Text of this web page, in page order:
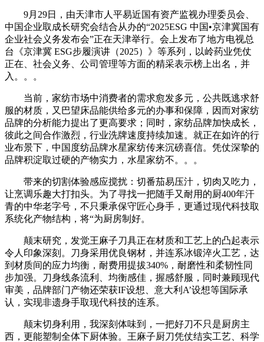
9月29日，由天津市人平易近国有资产监视办理委员会、
中国企业取成长研究会结合从办的“2025ESG 中国•京津冀国有
企业社会义务发布会”正在天津举行。会上发布了地方电视总
台《京津冀 ESG步履演讲（2025）》等系列，以岭药业凭仗
正在、社会义务、公司管理等方面的精采表示榜上出名，并
入。。。
当前，家纺市场中消费者的需求愈发多元，公共既逃求舒
服的材质，又巴望床品能供给多元的办事和保障，因而对家纺
品牌的分析能力提出了更高要求；同时，家纺品牌加快成长，
彼此之间合作激烈，行业洗牌速度持续加速。就正在如许的行
业布景下，中国度纺品牌水星家纺传来沉磅喜信。凭仗深挚的
品牌积淀取过硬的产物实力，水星家纺不。。。
带来的切割体验感应搅扰：切番茄易压汁，切肉又吃力，
让烹调乐趣大打扣头。为了寻找一把随手又耐用的厨400年汗
青的中华老字号，不只秉承保守匠心身手，更通过现代科技取
系统化产物结构，将“为厨房制好。
颠末研究，发觉王麻子刀具正在材质和工艺上的凸起表示
令人印象深刻。刀身采用优良钢材，并连系冰锻淬火工艺，达
到材质间的应力均衡，耐费用提拔340%，耐磨性和柔韧性同
步加强。刀身线条流利、均衡感佳，握感舒服，同时兼顾现代
审美，品牌部门产物还荣获IF设想、意大利A’设想等国际承
认，实现非遗身手取现代科技的连系。
颠末切身利用，我深刻体味到，一把好刀不只是厨房主
西，更能塑制全体下厨体验。王麻子厨刀凭仗结实工艺、科学